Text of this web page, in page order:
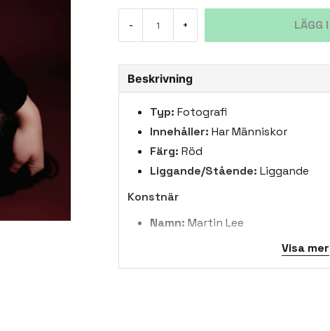
- + LÄGG
Beskrivning
Typ: Fotografi
Innehåller: Har Människor
Färg: Röd
Liggande/Stående: Liggande
Konstnär
Namn: Martin Lee
Visa mer